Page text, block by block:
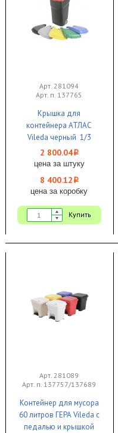
Арт. 281094
Арт. п. 137765
Крышка для
контейнера АТЛАС
Vileda черный 1/3
2 800.04i
цена за штуку
8 400.12 i
цена за коробку
Купить
Арт. 281089
Арт. п. 137757/137689
Контейнер для мусора
60 литров ГЕРА Vileda с
педалью и крышкой